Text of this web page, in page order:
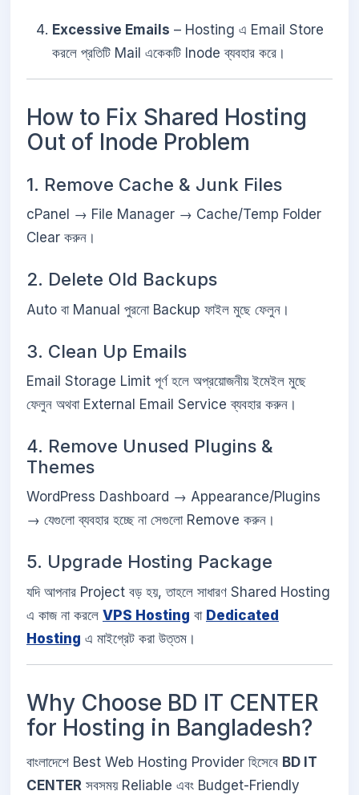
Excessive Emails – Hosting এ Email Store
করলে প্রতিটি Mail একেকটি Inode ব্যবহার করে।
How to Fix Shared Hosting
Out of Inode Problem
1. Remove Cache & Junk Files
cPanel → File Manager → Cache/Temp Folder
Clear করুন।
2. Delete Old Backups
Auto বা Manual পুরনো Backup ফাইল মুছে ফেলুন।
3. Clean Up Emails
Email Storage Limit পূর্ণ হলে অপ্রয়োজনীয় ইমেইল মুছে
ফেলুন অথবা External Email Service ব্যবহার করুন।
4. Remove Unused Plugins &
Themes
WordPress Dashboard → Appearance/Plugins
→ যেগুলো ব্যবহার হচ্ছে না সেগুলো Remove করুন।
5. Upgrade Hosting Package
যদি আপনার Project বড় হয়, তাহলে সাধারণ Shared Hosting
এ কাজ না করলে VPS Hosting বা Dedicated
Hosting এ মাইগ্রেট করা উত্তম।
Why Choose BD IT CENTER
for Hosting in Bangladesh?
বাংলাদেশে Best Web Hosting Provider হিসেবে BD IT
CENTER সবসময় Reliable এবং Budget-Friendly